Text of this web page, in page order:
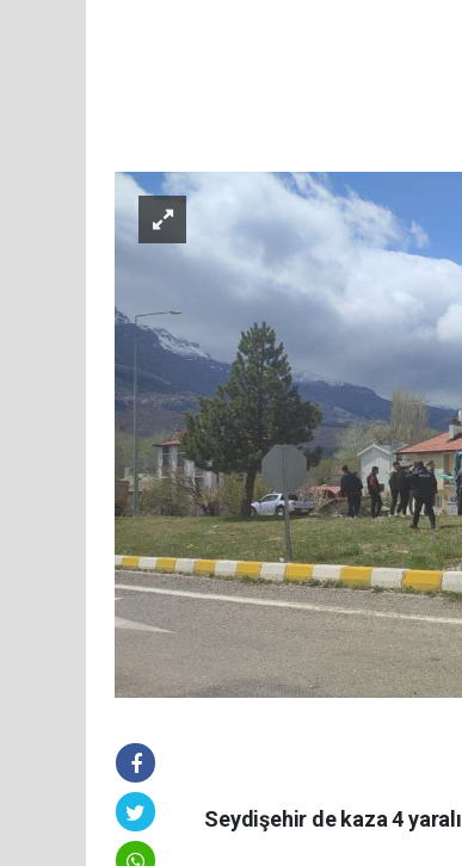
Seydişehir de kaza 4 yaralı